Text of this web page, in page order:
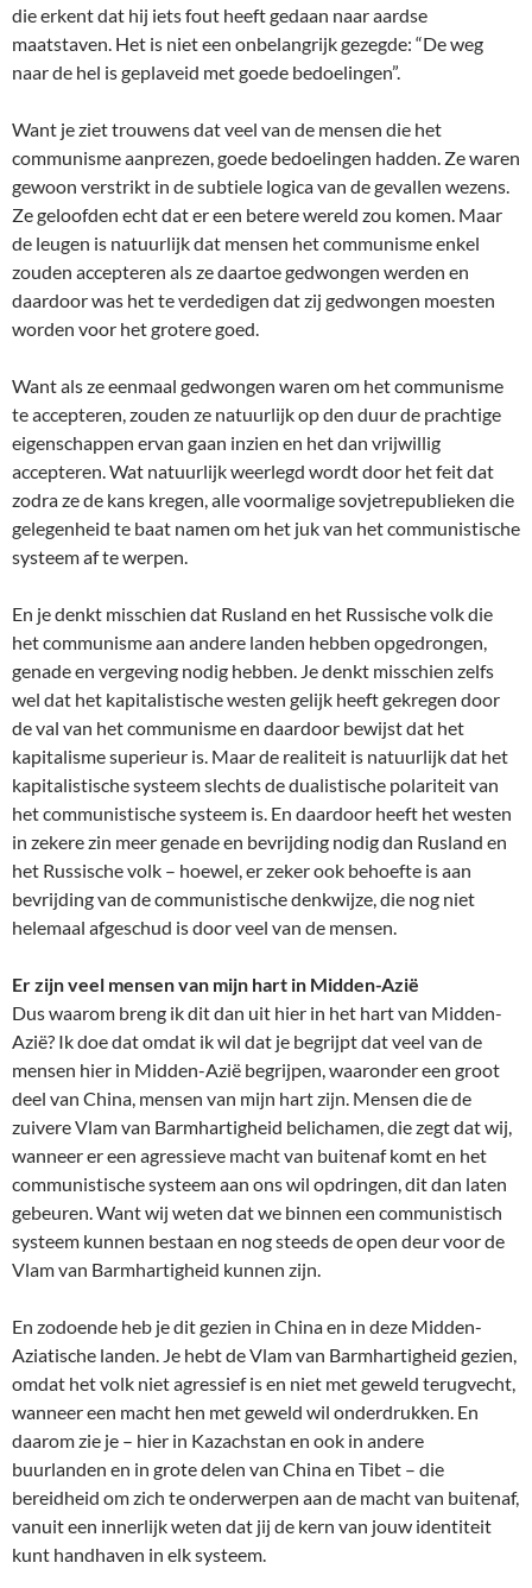
die erkent dat hij iets fout heeft gedaan naar aardse
maatstaven. Het is niet een onbelangrijk gezegde: “De weg
naar de hel is geplaveid met goede bedoelingen”.
Want je ziet trouwens dat veel van de mensen die het
communisme aanprezen, goede bedoelingen hadden. Ze waren
gewoon verstrikt in de subtiele logica van de gevallen wezens.
Ze geloofden echt dat er een betere wereld zou komen. Maar
de leugen is natuurlijk dat mensen het communisme enkel
zouden accepteren als ze daartoe gedwongen werden en
daardoor was het te verdedigen dat zij gedwongen moesten
worden voor het grotere goed.
Want als ze eenmaal gedwongen waren om het communisme
te accepteren, zouden ze natuurlijk op den duur de prachtige
eigenschappen ervan gaan inzien en het dan vrijwillig
accepteren. Wat natuurlijk weerlegd wordt door het feit dat
zodra ze de kans kregen, alle voormalige sovjetrepublieken die
gelegenheid te baat namen om het juk van het communistische
systeem af te werpen.
En je denkt misschien dat Rusland en het Russische volk die
het communisme aan andere landen hebben opgedrongen,
genade en vergeving nodig hebben. Je denkt misschien zelfs
wel dat het kapitalistische westen gelijk heeft gekregen door
de val van het communisme en daardoor bewijst dat het
kapitalisme superieur is. Maar de realiteit is natuurlijk dat het
kapitalistische systeem slechts de dualistische polariteit van
het communistische systeem is. En daardoor heeft het westen
in zekere zin meer genade en bevrijding nodig dan Rusland en
het Russische volk – hoewel, er zeker ook behoefte is aan
bevrijding van de communistische denkwijze, die nog niet
helemaal afgeschud is door veel van de mensen.
Er zijn veel mensen van mijn hart in Midden-Azië
Dus waarom breng ik dit dan uit hier in het hart van Midden-
Azië? Ik doe dat omdat ik wil dat je begrijpt dat veel van de
mensen hier in Midden-Azië begrijpen, waaronder een groot
deel van China, mensen van mijn hart zijn. Mensen die de
zuivere Vlam van Barmhartigheid belichamen, die zegt dat wij,
wanneer er een agressieve macht van buitenaf komt en het
communistische systeem aan ons wil opdringen, dit dan laten
gebeuren. Want wij weten dat we binnen een communistisch
systeem kunnen bestaan en nog steeds de open deur voor de
Vlam van Barmhartigheid kunnen zijn.
En zodoende heb je dit gezien in China en in deze Midden-
Aziatische landen. Je hebt de Vlam van Barmhartigheid gezien,
omdat het volk niet agressief is en niet met geweld terugvecht,
wanneer een macht hen met geweld wil onderdrukken. En
daarom zie je – hier in Kazachstan en ook in andere
buurlanden en in grote delen van China en Tibet – die
bereidheid om zich te onderwerpen aan de macht van buitenaf,
vanuit een innerlijk weten dat jij de kern van jouw identiteit
kunt handhaven in elk systeem.